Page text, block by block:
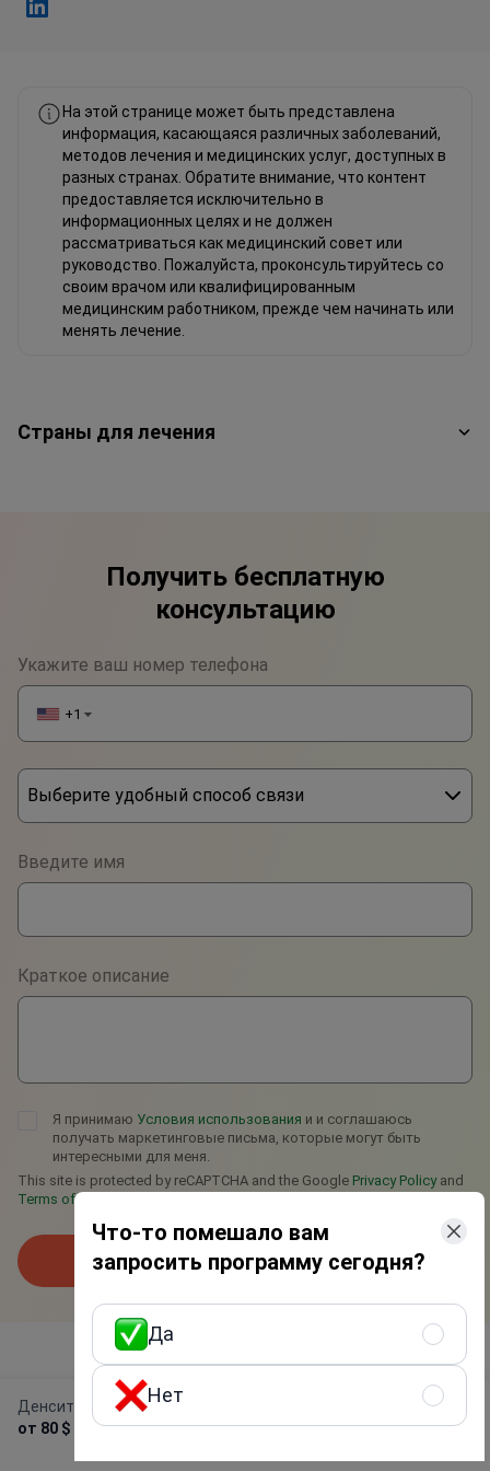
Денситометрия
от 80 $
бесплатно
На этой странице может быть представлена
информация, касающаяся различных заболеваний,
методов лечения и медицинских услуг, доступных в
разных странах. Обратите внимание, что контент
предоставляется исключительно в
информационных целях и не должен
рассматриваться как медицинский совет или
руководство. Пожалуйста, проконсультируйтесь со
своим врачом или квалифицированным
медицинским работником, прежде чем начинать или
менять лечение.
Страны для лечения
Получить бесплатную
консультацию
Укажите ваш номер телефона
+1 ▼
Выберите удобный способ связи
WhatsApp
Viber
Telegram
Введите имя
Краткое описание
Я принимаю Условия использования и и соглашаюсь
получать маркетинговые письма, которые могут быть
интересными для меня.
This site is protected by reCAPTCHA and the Google Privacy Policyand
Terms of Service
Отправить запрос
Что-то помешало вам
запросить программу сегодня?
Да
Нет